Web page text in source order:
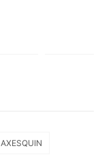
AXESQUIN